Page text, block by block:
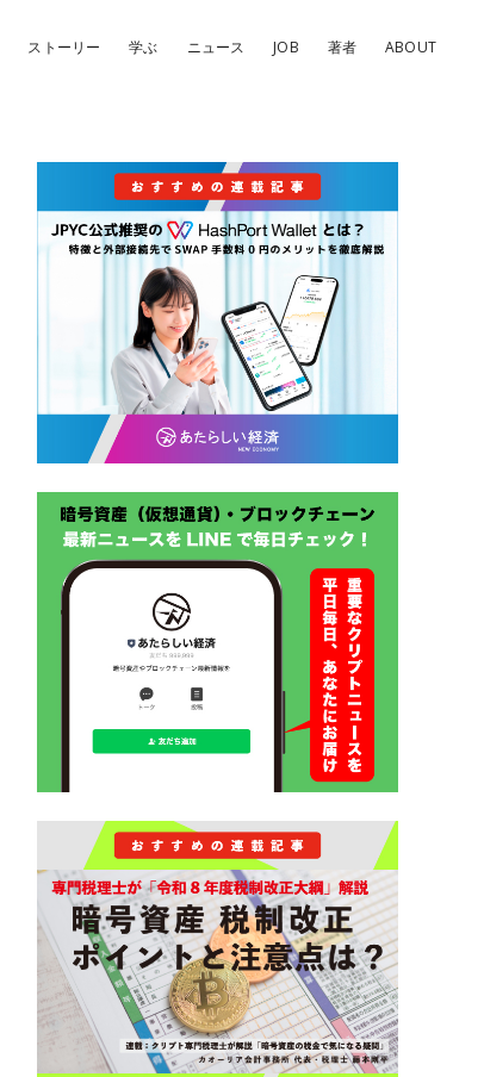
ストーリー 学ぶ ニュース JOB 著者 ABOUT